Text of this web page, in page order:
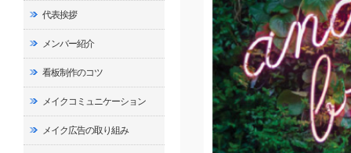
代表挨拶
メンバー紹介
看板制作のコツ
メイクコミュニケーション
メイク広告の取り組み